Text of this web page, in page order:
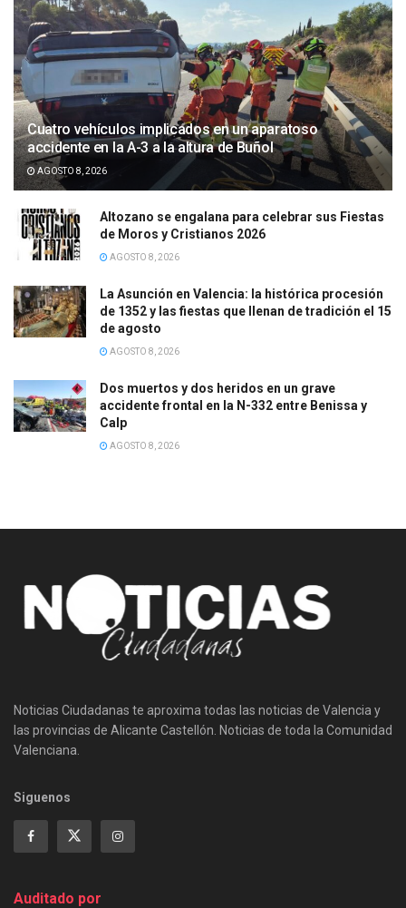
Cuatro vehículos implicados en un aparatoso
accidente en la A-3 a la altura de Buñol
AGOSTO 8, 2026
Altozano se engalana para celebrar sus Fiestas
de Moros y Cristianos 2026
AGOSTO 8, 2026
La Asunción en Valencia: la histórica procesión
de 1352 y las fiestas que llenan de tradición el 15
de agosto
AGOSTO 8, 2026
Dos muertos y dos heridos en un grave
accidente frontal en la N-332 entre Benissa y
Calp
AGOSTO 8, 2026
Noticias Ciudadanas te aproxima todas las noticias de Valencia y
las provincias de Alicante Castellón. Noticias de toda la Comunidad
Valenciana.
Siguenos
Auditado por